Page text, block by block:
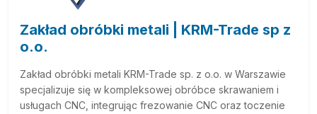
Zakład obróbki metali | KRM-Trade sp z
o.o.
Zakład obróbki metali KRM-Trade sp. z o.o. w Warszawie
specjalizuje się w kompleksowej obróbce skrawaniem i
usługach CNC, integrując frezowanie CNC oraz toczenie